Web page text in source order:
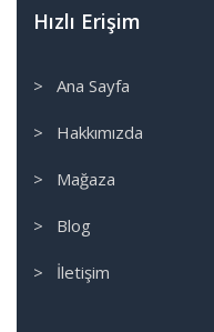
Hızlı Erişim
> Ana Sayfa
> Hakkımızda
> Mağaza
> Blog
> İletişim